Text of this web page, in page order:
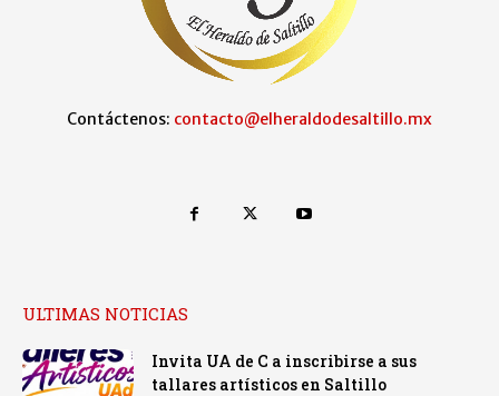
Contáctenos: contacto@elheraldodesaltillo.mx
ULTIMAS NOTICIAS
Invita UA de C a inscribirse a sus
tallares artísticos en Saltillo